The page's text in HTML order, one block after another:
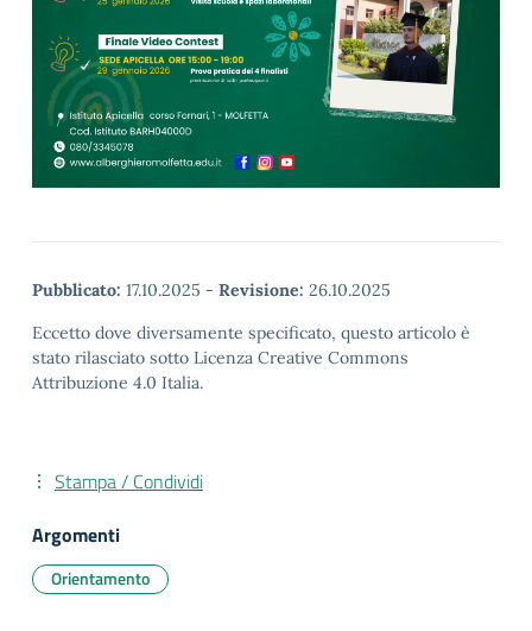
Pubblicato: 17.10.2025 - Revisione: 26.10.2025
Eccetto dove diversamente specificato, questo articolo è
stato rilasciato sotto Licenza Creative Commons
Attribuzione 4.0 Italia.
Stampa / Condividi
Argomenti
Orientamento